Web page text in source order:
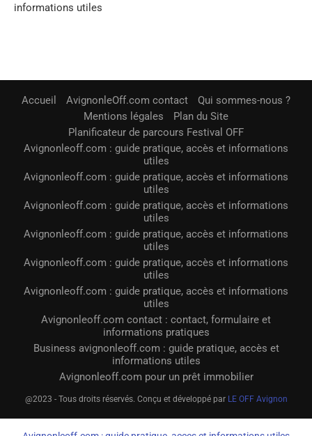
informations utiles
Accueil AvignonleOff.com contact
Qui sommes-nous ?
Mentions légales
Plan du Site
Planificateur de parcours Festival OFF
Avignonleoff.com : guide pratique, accès et informations
utiles
Avignonleoff.com : guide pratique, accès et informations
utiles
Avignonleoff.com : guide pratique, accès et informations
utiles
Avignonleoff.com : guide pratique, accès et informations
utiles
Avignonleoff.com : guide pratique, accès et informations
utiles
Avignonleoff.com : guide pratique, accès et informations
utiles
Avignonleoff.com contact : contact, formulaire et
informations pratiques
Business avignonleoff.com : guide pratique, accès et
informations utiles
Avignonleoff.com pour un prêt immobilier
@2023 - Tous droits réservés. Conçu et développé par LE OFF Avignon